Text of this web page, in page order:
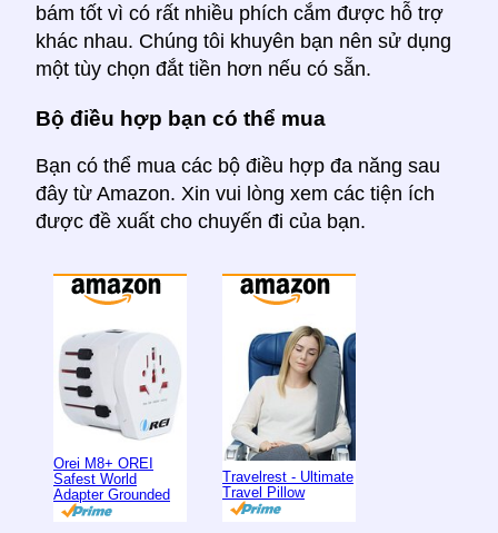
bám tốt vì có rất nhiều phích cắm được hỗ trợ
khác nhau. Chúng tôi khuyên bạn nên sử dụng
một tùy chọn đắt tiền hơn nếu có sẵn.
Bộ điều hợp bạn có thể mua
Bạn có thể mua các bộ điều hợp đa năng sau
đây từ Amazon. Xin vui lòng xem các tiện ích
được đề xuất cho chuyến đi của bạn.
Orei M8+ OREI
Safest World
Adapter Grounded
Travelrest - Ultimate
Travel Pillow